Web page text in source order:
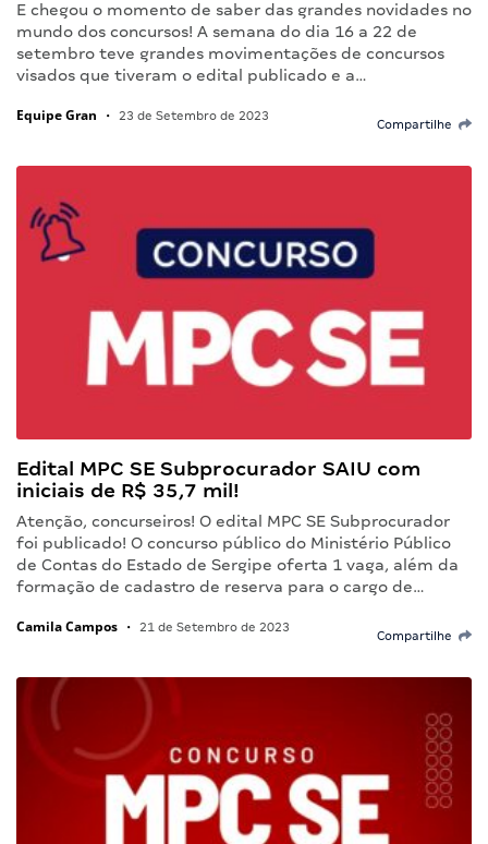
E chegou o momento de saber das grandes novidades no
mundo dos concursos! A semana do dia 16 a 22 de
setembro teve grandes movimentações de concursos
visados que tiveram o edital publicado e a…
Equipe Gran • 23 de Setembro de 2023
Compartilhe
Edital MPC SE Subprocurador SAIU com
iniciais de R$ 35,7 mil!
Atenção, concurseiros! O edital MPC SE Subprocurador
foi publicado! O concurso público do Ministério Público
de Contas do Estado de Sergipe oferta 1 vaga, além da
formação de cadastro de reserva para o cargo de…
Camila Campos • 21 de Setembro de 2023
Compartilhe